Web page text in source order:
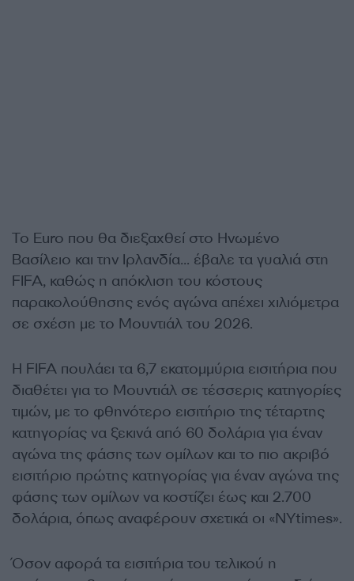
Το Euro που θα διεξαχθεί στο Ηνωμένο
Βασίλειο και την Ιρλανδία… έβαλε τα γυαλιά στη
FIFA, καθώς η απόκλιση του κόστους
παρακολούθησης ενός αγώνα απέχει χιλιόμετρα
σε σχέση με το Μουντιάλ του 2026.
Η FIFA πουλάει τα 6,7 εκατομμύρια εισιτήρια που
διαθέτει για το Μουντιάλ σε τέσσερις κατηγορίες
τιμών, με το φθηνότερο εισιτήριο της τέταρτης
κατηγορίας να ξεκινά από 60 δολάρια για έναν
αγώνα της φάσης των ομίλων και το πιο ακριβό
εισιτήριο πρώτης κατηγορίας για έναν αγώνα της
φάσης των ομίλων να κοστίζει έως και 2.700
δολάρια, όπως αναφέρουν σχετικά οι «NYtimes».
Όσον αφορά τα εισιτήρια του τελικού η